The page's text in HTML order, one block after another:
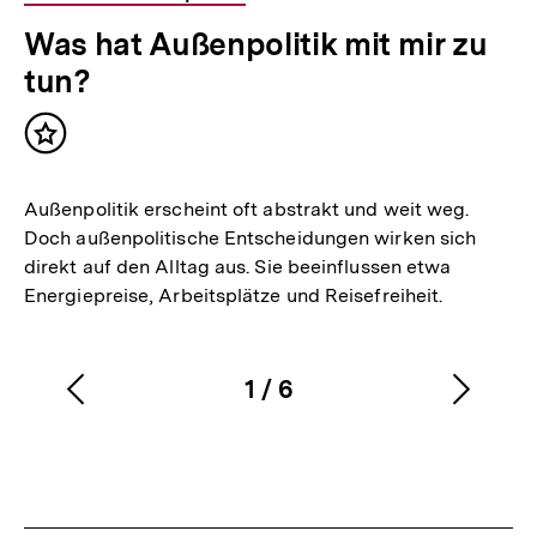
Was hat Außenpolitik mit mir zu
tun?
Inhalt
Außenpolitik erscheint oft abstrakt und weit weg.
Doch außenpolitische Entscheidungen wirken sich
direkt auf den Alltag aus. Sie beeinflussen etwa
Energiepreise, Arbeitsplätze und Reisefreiheit.
Karussellinhalt
1
von
/ 6
Vorherigen